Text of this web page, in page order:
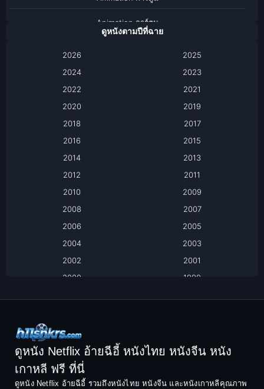
Animation การ์ตูน
Based on a True Story เรื่องจริง
Based on a True Story เรื่องจริง
Comedy ตลก
ดูหนังตามปีที่ฉาย
2026
2025
2024
2023
2022
2021
2020
2019
2018
2017
2016
2015
2014
2013
2012
2011
2010
2009
2008
2007
2006
2005
2004
2003
2002
2001
2000
1999
1994
1992
1991
1990
1988
1987
ดูหนัง Netflix อ้ายฉีอี้ หนังไทย หนังจีน หนัง
เกาหลี ฟรี ที่นี่
ดูหนัง Netflix อ้ายฉีอี้ รวมถึงหนังไทย หนังจีน และหนังเกาหลีคุณภาพ